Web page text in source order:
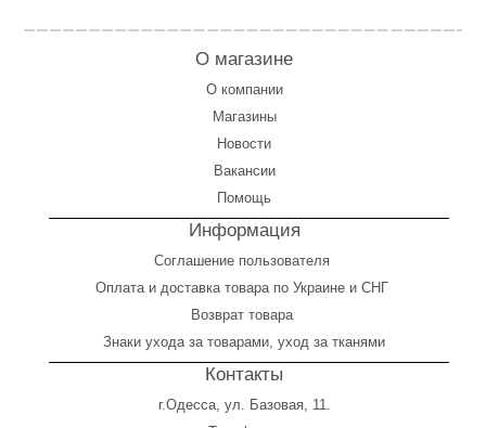
О магазине
О компании
Магазины
Новости
Вакансии
Помощь
Информация
Соглашение пользователя
Оплата и доставка товара по Украине и СНГ
Возврат товара
Знаки ухода за товарами, уход за тканями
Контакты
г.Одесса, ул. Базовая, 11.